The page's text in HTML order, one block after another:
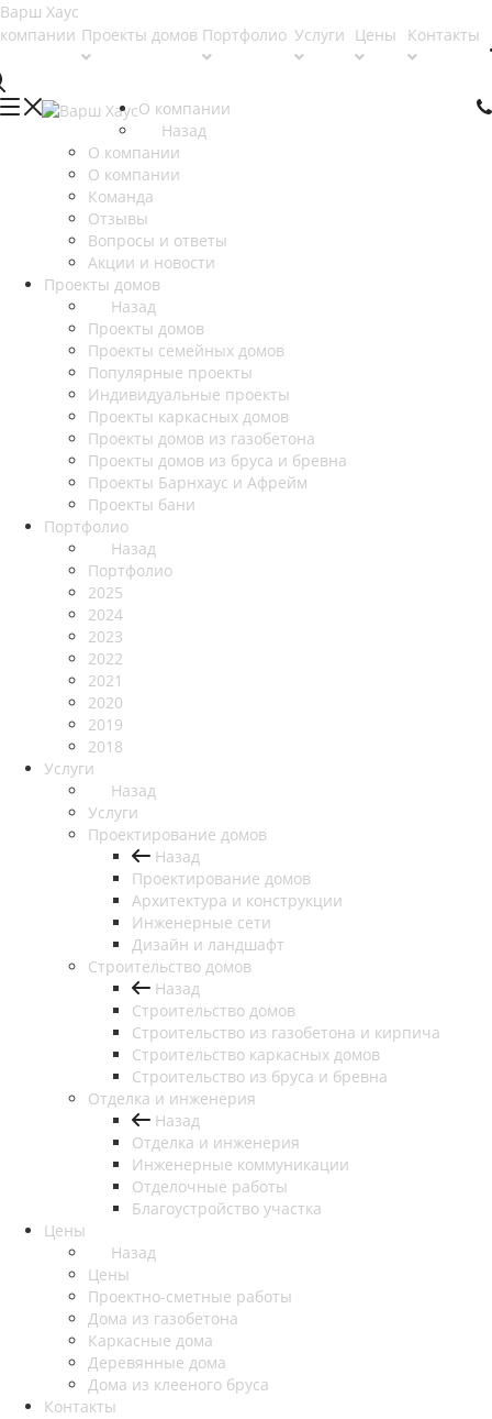
Проекты домов Портфолио Услуги Цены Контакты
О компании
Назад
О компании
О компании
Команда
Отзывы
Вопросы и ответы
Акции и новости
Проекты домов
Назад
Проекты домов
Проекты семейных домов
Популярные проекты
Индивидуальные проекты
Проекты каркасных домов
Проекты домов из газобетона
Проекты домов из бруса и бревна
Проекты Барнхаус и Афрейм
Проекты бани
Портфолио
Назад
Портфолио
2025
2024
2023
2022
2021
2020
2019
2018
Услуги
Назад
Услуги
Проектирование домов
Назад
Проектирование домов
Архитектура и конструкции
Инженерные сети
Дизайн и ландшафт
Строительство домов
Назад
Строительство домов
Строительство из газобетона и кирпича
Строительство каркасных домов
Строительство из бруса и бревна
Отделка и инженерия
Назад
Отделка и инженерия
Инженерные коммуникации
Отделочные работы
Благоустройство участка
Цены
Назад
Цены
Проектно-сметные работы
Дома из газобетона
Каркасные дома
Деревянные дома
Дома из клееного бруса
Контакты